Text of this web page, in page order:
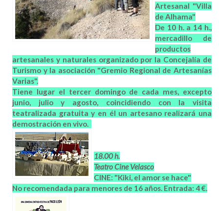
Artesanal "Villa
de Alhama"
De 10 h. a 14 h.,
mercadillo de
productos
artesanales y naturales organizado por la Concejalía de
Turismo y la asociación "Gremio Regional de Artesanías
Varias".
Tiene lugar el tercer domingo de cada mes, excepto
junio, julio y agosto, coincidiendo con la visita
teatralizada gratuita y en él un artesano realizará una
demostración en vivo.
18.00 h.
Teatro Cine Velasco
CINE: "Kiki, el amor se hace"
No recomendada para menores de 16 años. Entrada: 4 €.